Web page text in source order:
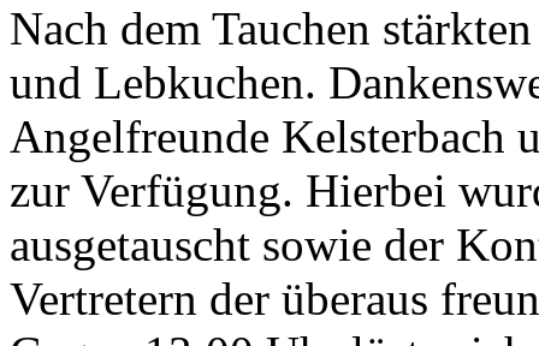
Nach dem Tauchen
und Lebkuchen.
Angelfreunde Kelsterbach
zur Verfügung. Hierbei
ausgetauscht sowie der
Vertretern der überaus